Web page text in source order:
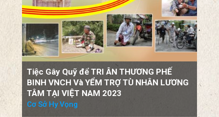
Tiệc Gây Quỹ để TRI ÂN THƯƠNG PHẾ
BINH VNCH Và YỂM TRỢ TÙ NHÂN LƯƠNG
TÂM TẠI VIỆT NAM 2023
Cơ Sở Hy Vọng